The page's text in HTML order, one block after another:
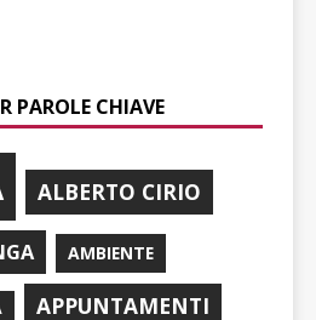
PAROLE CHIAVE
ALBERTO CIRIO
AMBIENTE
APPUNTAMENTI